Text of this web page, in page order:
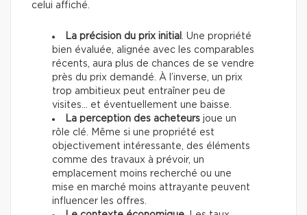
celui affiché.
La précision du prix initial . Une propriété
bien évaluée, alignée avec les comparables
récents, aura plus de chances de se vendre
près du prix demandé. À l’inverse, un prix
trop ambitieux peut entraîner peu de
visites… et éventuellement une baisse.
La perception des acheteurs joue un
rôle clé. Même si une propriété est
objectivement intéressante, des éléments
comme des travaux à prévoir, un
emplacement moins recherché ou une
mise en marché moins attrayante peuvent
influencer les offres.